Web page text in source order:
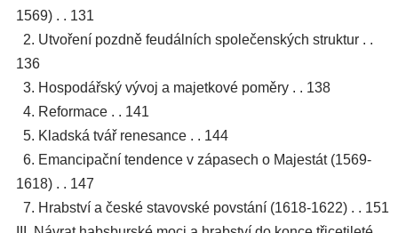
1569) . . 131
2. Utvoření pozdně feudálních společenských struktur . .
136
3. Hospodářský vývoj a majetkové poměry . . 138
4. Reformace . . 141
5. Kladská tvář renesance . . 144
6. Emancipační tendence v zápasech o Majestát (1569-
1618) . . 147
7. Hrabství a české stavovské povstání (1618-1622) . . 151